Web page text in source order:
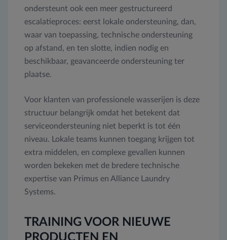
ondersteunt ook een meer gestructureerd
escalatieproces: eerst lokale ondersteuning, dan,
waar van toepassing, technische ondersteuning
op afstand, en ten slotte, indien nodig en
beschikbaar, geavanceerde ondersteuning ter
plaatse.
Voor klanten van professionele wasserijen is deze
structuur belangrijk omdat het betekent dat
serviceondersteuning niet beperkt is tot één
niveau. Lokale teams kunnen toegang krijgen tot
extra middelen, en complexe gevallen kunnen
worden bekeken met de bredere technische
expertise van Primus en Alliance Laundry
Systems.
TRAINING VOOR NIEUWE
PRODUCTEN EN